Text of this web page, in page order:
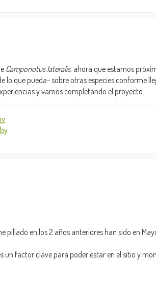
Camponotus lateralis, ahora que estamos
lo que pueda- sobre otras especies conforme
y vamos completando el proyecto.
pillado en los 2 años anteriores han sido en
un factor clave para poder estar en el sitio y